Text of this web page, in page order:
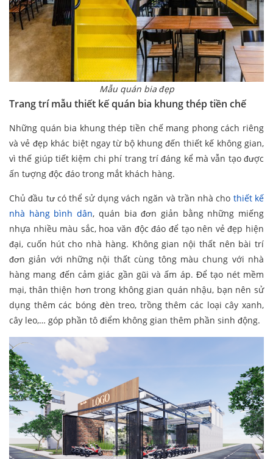
Mẫu quán bia đẹp
Trang trí mẫu thiết kế quán bia khung thép tiền chế
Những quán bia khung thép tiền chế mang phong cách riêng
và vẻ đẹp khác biệt ngay từ bộ khung đến thiết kế không gian,
vì thế giúp tiết kiệm chi phí trang trí đáng kể mà vẫn tạo được
ấn tượng độc đáo trong mắt khách hàng.
Chủ đầu tư có thể sử dụng vách ngăn và trần nhà cho thiết kế
nhà hàng bình dân, quán bia đơn giản bằng những miếng
nhựa nhiều màu sắc, hoa văn độc đáo để tạo nên vẻ đẹp hiện
đại, cuốn hút cho nhà hàng. Không gian nội thất nên bài trí
đơn giản với những nội thất cùng tông màu chung với nhà
hàng mang đến cảm giác gần gũi và ấm áp. Để tạo nét mềm
mại, thân thiện hơn trong không gian quán nhậu, bạn nên sử
dụng thêm các bóng đèn treo, trồng thêm các loại cây xanh,
cây leo,… góp phần tô điểm không gian thêm phần sinh động.